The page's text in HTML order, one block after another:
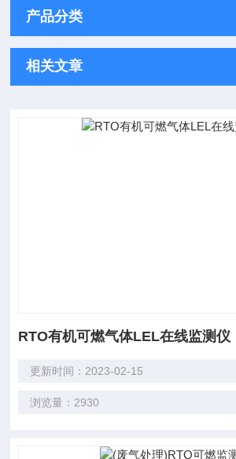
产品分类
相关文章
RTO有机可燃气体LEL在线监测仪
更新时间：2023-02-15
浏览量：2930